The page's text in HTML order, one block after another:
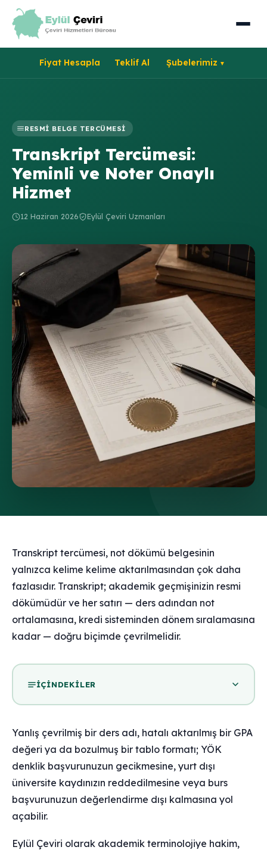
Fiyat Hesapla Teklif Al Şubelerimiz
RESMI BELGE TERCÜMESI
Transkript Tercümesi:
Yeminli ve Noter Onaylı
Hizmet
12 Haziran 2026 Eylül Çeviri Uzmanları
Transkript tercümesi, not dökümü belgesinin
yalnızca kelime kelime aktarılmasından çok daha
fazlasıdır. Transkript; akademik geçmişinizin resmi
dökümüdür ve her satırı — ders adından not
ortalamasına, kredi sisteminden dönem sıralamasına
kadar — doğru biçimde çevrilmelidir.
İÇINDEKILER
Yanlış çevrilmiş bir ders adı, hatalı aktarılmış bir GPA
değeri ya da bozulmuş bir tablo formatı; YÖK
denklik başvurunuzun gecikmesine, yurt dışı
üniversite kaydınızın reddedilmesine veya burs
başvurunuzun değerlendirme dışı kalmasına yol
açabilir.
Eylül Çeviri olarak akademik terminolojiye hakim,